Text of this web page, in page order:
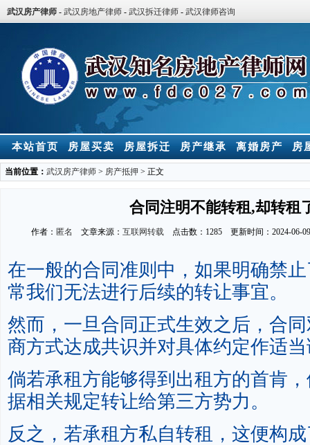
武汉房产律师 - 武汉房地产律师 - 武汉拆迁律师 - 武汉律师咨询
本站首页 房屋买卖 房屋拆迁 房产继承 离婚房产 房
当前位置： 武汉房产律师 > 房产抵押 > 正文
合同注明不能转租,却转租
作者： 匿名 文章来源： 互联网转载 点击数： 1285 更新时间：2024-06-09
在一般的合同准则中，如果明确禁
常我们无法进行后续的转让事宜。
然而，一旦合同正式生效之后，合
商方式达成共识并对具体约定作适
倘若承租方能够得到出租方的首肯
据相关规定转让给第三方势力。
反之，若承租方私自转租，这便构